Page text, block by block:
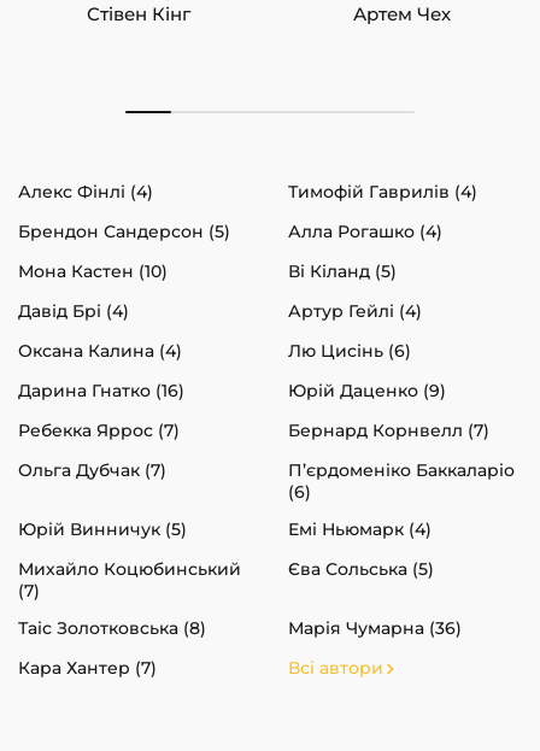
Стівен Кінг Артем Чех
Алекс Фінлі (4)
Тимофій Гаврилів (4)
Брендон Сандерсон (5)
Алла Рогашко (4)
Мона Кастен (10)
Ві Кіланд (5)
Давід Брі (4)
Артур Гейлі (4)
Оксана Калина (4)
Лю Цисінь (6)
Дарина Гнатко (16)
Юрій Даценко (9)
Ребекка Яррос (7)
Бернард Корнвелл (7)
Ольга Дубчак (7)
П’єрдоменіко Баккаларіо
(6)
Юрій Винничук (5)
Емі Ньюмарк (4)
Михайло Коцюбинський
(7)
Єва Сольська (5)
Таіс Золотковська (8)
Марія Чумарна (36)
Кара Хантер (7)
Всі автори